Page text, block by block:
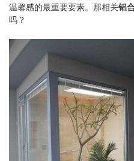
温馨感的最重要要素。那相关铝
吗？